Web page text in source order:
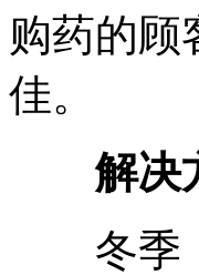
购药的顾
佳。
解决
冬季，